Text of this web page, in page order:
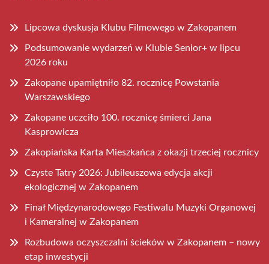
Lipcowa dyskusja Klubu Filmowego w Zakopanem
Podsumowanie wydarzeń w Klubie Senior+ w lipcu
2026 roku
Zakopane upamiętniło 82. rocznicę Powstania
Warszawskiego
Zakopane uczciło 100. rocznicę śmierci Jana
Kasprowicza
Zakopiańska Karta Mieszkańca z okazji trzeciej rocznicy
Czyste Tatry 2026: Jubileuszowa edycja akcji
ekologicznej w Zakopanem
Finał Międzynarodowego Festiwalu Muzyki Organowej
i Kameralnej w Zakopanem
Rozbudowa oczyszczalni ścieków w Zakopanem – nowy
etap inwestycji